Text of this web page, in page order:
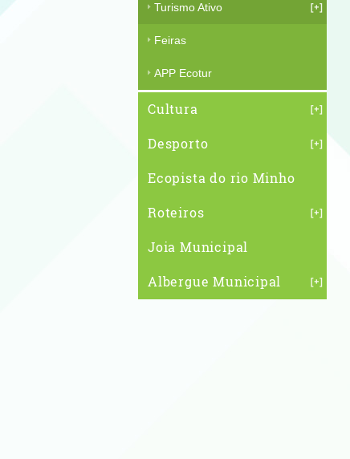
Turismo Ativo
Feiras
APP Ecotur
Cultura
Desporto
Ecopista do rio Minho
Roteiros
Joia Municipal
Albergue Municipal